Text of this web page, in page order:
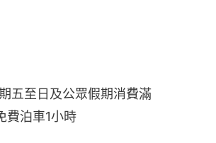
五至日及公眾假期消費滿
費泊車1小時